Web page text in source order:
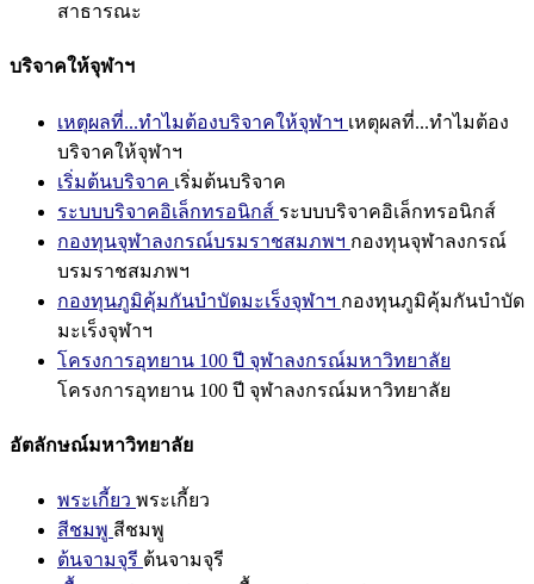
สาธารณะ
บริจาคให้จุฬาฯ
เหตุผลที่...ทำไมต้องบริจาคให้จุฬาฯ เหตุผลที่...ทำไมต้อง
บริจาคให้จุฬาฯ
เริ่มต้นบริจาค เริ่มต้นบริจาค
ระบบบริจาคอิเล็กทรอนิกส์ ระบบบริจาคอิเล็กทรอนิกส์
กองทุนจุฬาลงกรณ์บรมราชสมภพฯ กองทุนจุฬาลงกรณ์
บรมราชสมภพฯ
กองทุนภูมิคุ้มกันบำบัดมะเร็งจุฬาฯ กองทุนภูมิคุ้มกันบำบัด
มะเร็งจุฬาฯ
โครงการอุทยาน 100 ปี จุฬาลงกรณ์มหาวิทยาลัย
โครงการอุทยาน 100 ปี จุฬาลงกรณ์มหาวิทยาลัย
อัตลักษณ์มหาวิทยาลัย
พระเกี้ยว พระเกี้ยว
สีชมพู สีชมพู
ต้นจามจุรี ต้นจามจุรี